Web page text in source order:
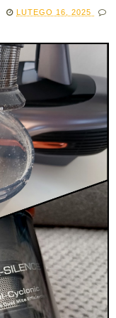
LUTEGO 16, 2025